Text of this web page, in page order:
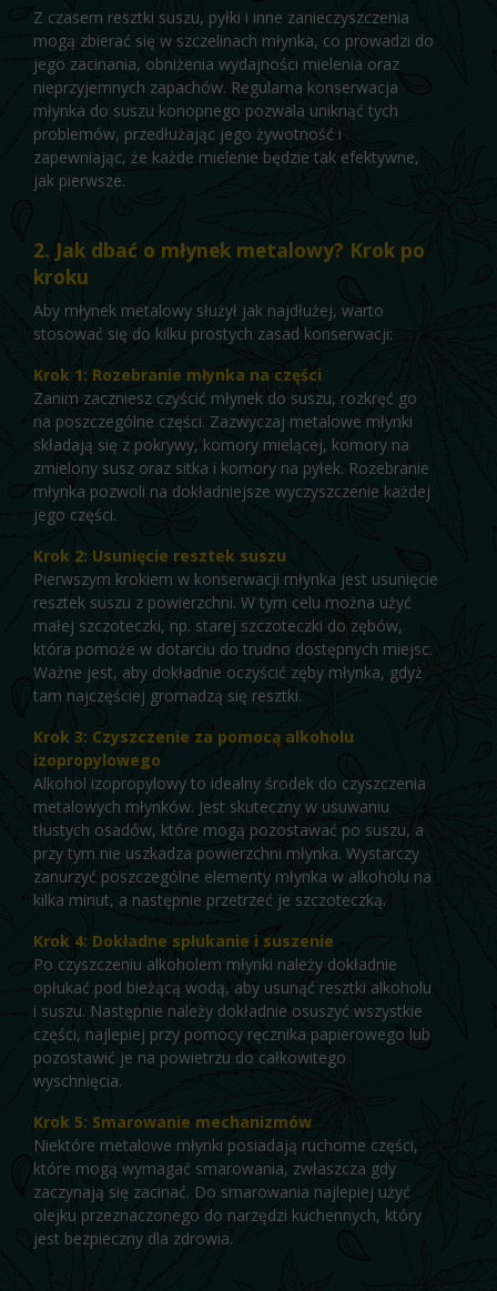
Z czasem resztki suszu, pyłki i inne zanieczyszczenia
mogą zbierać się w szczelinach młynka, co prowadzi do
jego zacinania, obniżenia wydajności mielenia oraz
nieprzyjemnych zapachów. Regularna konserwacja
młynka do suszu konopnego pozwala uniknąć tych
problemów, przedłużając jego żywotność i
zapewniając, że każde mielenie będzie tak efektywne,
jak pierwsze.
2. Jak dbać o młynek metalowy? Krok po
kroku
Aby młynek metalowy służył jak najdłużej, warto
stosować się do kilku prostych zasad konserwacji:
Krok 1: Rozebranie młynka na części
Zanim zaczniesz czyścić młynek do suszu, rozkręć go
na poszczególne części. Zazwyczaj metalowe młynki
składają się z pokrywy, komory mielącej, komory na
zmielony susz oraz sitka i komory na pyłek. Rozebranie
młynka pozwoli na dokładniejsze wyczyszczenie każdej
jego części.
Krok 2: Usunięcie resztek suszu
Pierwszym krokiem w konserwacji młynka jest usunięcie
resztek suszu z powierzchni. W tym celu można użyć
małej szczoteczki, np. starej szczoteczki do zębów,
która pomoże w dotarciu do trudno dostępnych miejsc.
Ważne jest, aby dokładnie oczyścić zęby młynka, gdyż
tam najczęściej gromadzą się resztki.
Krok 3: Czyszczenie za pomocą alkoholu
izopropylowego
Alkohol izopropylowy to idealny środek do czyszczenia
metalowych młynków. Jest skuteczny w usuwaniu
tłustych osadów, które mogą pozostawać po suszu, a
przy tym nie uszkadza powierzchni młynka. Wystarczy
zanurzyć poszczególne elementy młynka w alkoholu na
kilka minut, a następnie przetrzeć je szczoteczką.
Krok 4: Dokładne spłukanie i suszenie
Po czyszczeniu alkoholem młynki należy dokładnie
opłukać pod bieżącą wodą, aby usunąć resztki alkoholu
i suszu. Następnie należy dokładnie osuszyć wszystkie
części, najlepiej przy pomocy ręcznika papierowego lub
pozostawić je na powietrzu do całkowitego
wyschnięcia.
Krok 5: Smarowanie mechanizmów
Niektóre metalowe młynki posiadają ruchome części,
które mogą wymagać smarowania, zwłaszcza gdy
zaczynają się zacinać. Do smarowania najlepiej użyć
olejku przeznaczonego do narzędzi kuchennych, który
jest bezpieczny dla zdrowia.